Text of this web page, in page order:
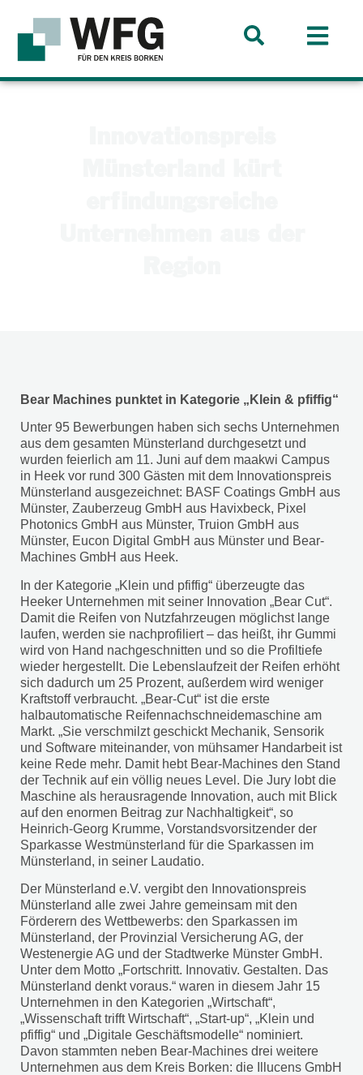
Bear Machines punktet in Kategorie „Klein & pfiffig“
Unter 95 Bewerbungen haben sich sechs Unternehmen
aus dem gesamten Münsterland durchgesetzt und
wurden feierlich am 11. Juni auf dem maakwi Campus
in Heek vor rund 300 Gästen mit dem Innovationspreis
Münsterland ausgezeichnet: BASF Coatings GmbH aus
Münster, Zauberzeug GmbH aus Havixbeck, Pixel
Photonics GmbH aus Münster, Truion GmbH aus
Münster, Eucon Digital GmbH aus Münster und Bear-
Machines GmbH aus Heek.
In der Kategorie „Klein und pfiffig“ überzeugte das
Heeker Unternehmen mit seiner Innovation „Bear Cut“.
Damit die Reifen von Nutzfahrzeugen möglichst lange
laufen, werden sie nachprofiliert – das heißt, ihr Gummi
wird von Hand nachgeschnitten und so die Profiltiefe
wieder hergestellt. Die Lebenslaufzeit der Reifen erhöht
sich dadurch um 25 Prozent, außerdem wird weniger
Kraftstoff verbraucht. „Bear-Cut“ ist die erste
halbautomatische Reifennachschneidemaschine am
Markt. „Sie verschmilzt geschickt Mechanik, Sensorik
und Software miteinander, von mühsamer Handarbeit ist
keine Rede mehr. Damit hebt Bear-Machines den Stand
der Technik auf ein völlig neues Level. Die Jury lobt die
Maschine als herausragende Innovation, auch mit Blick
auf den enormen Beitrag zur Nachhaltigkeit“, so
Heinrich-Georg Krumme, Vorstandsvorsitzender der
Sparkasse Westmünsterland für die Sparkassen im
Münsterland, in seiner Laudatio.
Der Münsterland e.V. vergibt den Innovationspreis
Münsterland alle zwei Jahre gemeinsam mit den
Förderern des Wettbewerbs: den Sparkassen im
Münsterland, der Provinzial Versicherung AG, der
Westenergie AG und der Stadtwerke Münster GmbH.
Unter dem Motto „Fortschritt. Innovativ. Gestalten. Das
Münsterland denkt voraus.“ waren in diesem Jahr 15
Unternehmen in den Kategorien „Wirtschaft“,
„Wissenschaft trifft Wirtschaft“, „Start-up“, „Klein und
pfiffig“ und „Digitale Geschäftsmodelle“ nominiert.
Davon stammten neben Bear-Machines drei weitere
Unternehmen aus dem Kreis Borken: die Illucens GmbH